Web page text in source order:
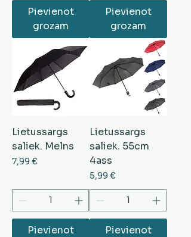
Pievienot
grozam
Pievienot
grozam
Lietussargs
saliek. Melns
Cena
7,99 €
Pievienot
Lietussargs
saliek. 55cm
4ass
Cena
5,99 €
Pievienot